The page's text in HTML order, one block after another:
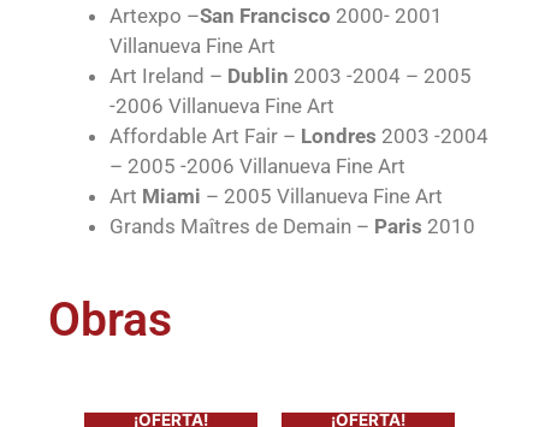
Artexpo –San Francisco 2000- 2001
Villanueva Fine Art
Art Ireland – Dublin 2003 -2004 – 2005
-2006 Villanueva Fine Art
Affordable Art Fair – Londres 2003 -2004
– 2005 -2006 Villanueva Fine Art
Art Miami – 2005 Villanueva Fine Art
Grands Maîtres de Demain – Paris 2010
Obras
¡OFERTA! ¡OFERTA!